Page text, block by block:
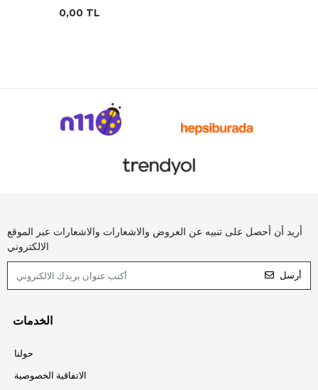
0,00 TL
أريد أن أحصل على تنبيه عن العروض والاشعارات والاشعارات عبر الموقع
الالكتروني
أرسل
الخدمات
حولنا
الاتفاقية الخصوصية